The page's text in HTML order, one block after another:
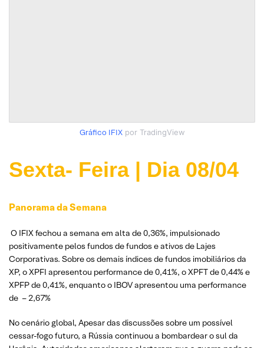
Gráfico IFIXpor TradingView
Sexta- Feira | Dia 08/04
Panorama da Semana
O IFIX fechou a semana em alta de 0,36%, impulsionado
positivamente pelos fundos de fundos e ativos de Lajes
Corporativas. Sobre os demais índices de fundos imobiliários da
XP, o XPFI apresentou performance de 0,41%, o XPFT de 0,44% e
XPFP de 0,41%, enquanto o IBOV apresentou uma performance
de – 2,67%
No cenário global, Apesar das discussões sobre um possível
cessar-fogo futuro, a Rússia continuou a bombardear o sul da